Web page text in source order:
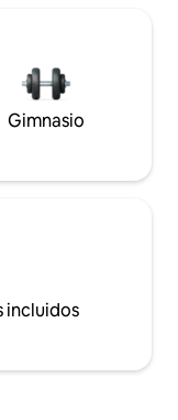
Gimnasio
incluidos